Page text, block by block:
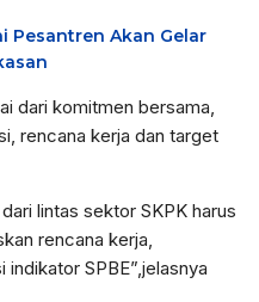
Pesantren Akan Gelar
dari komitmen bersama,
rencana kerja dan target
lintas sektor SKPK harus
rencana kerja,
SPBE”,jelasnya